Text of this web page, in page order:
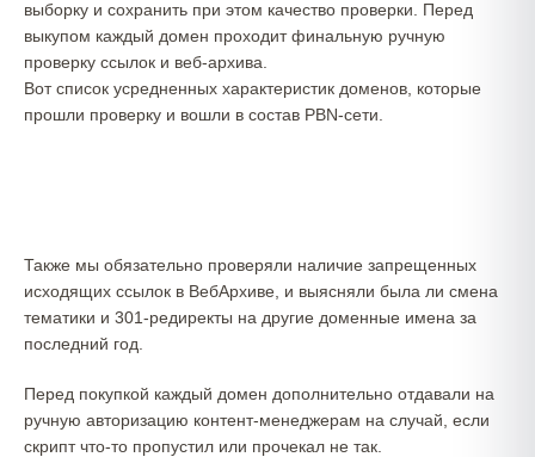
выборку и сохранить при этом качество проверки. Перед
выкупом каждый домен проходит финальную ручную
проверку ссылок и веб-архива.
Вот список усредненных характеристик доменов, которые
прошли проверку и вошли в состав PBN-сети.
Также мы обязательно проверяли наличие запрещенных
исходящих ссылок в ВебАрхиве, и выясняли была ли смена
тематики и 301-редиректы на другие доменные имена за
последний год.
Перед покупкой каждый домен дополнительно отдавали на
ручную авторизацию контент-менеджерам на случай, если
скрипт что-то пропустил или прочекал не так.